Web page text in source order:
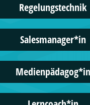
Regelungstechnik
Salesmanager*in
Medienpädagog*in